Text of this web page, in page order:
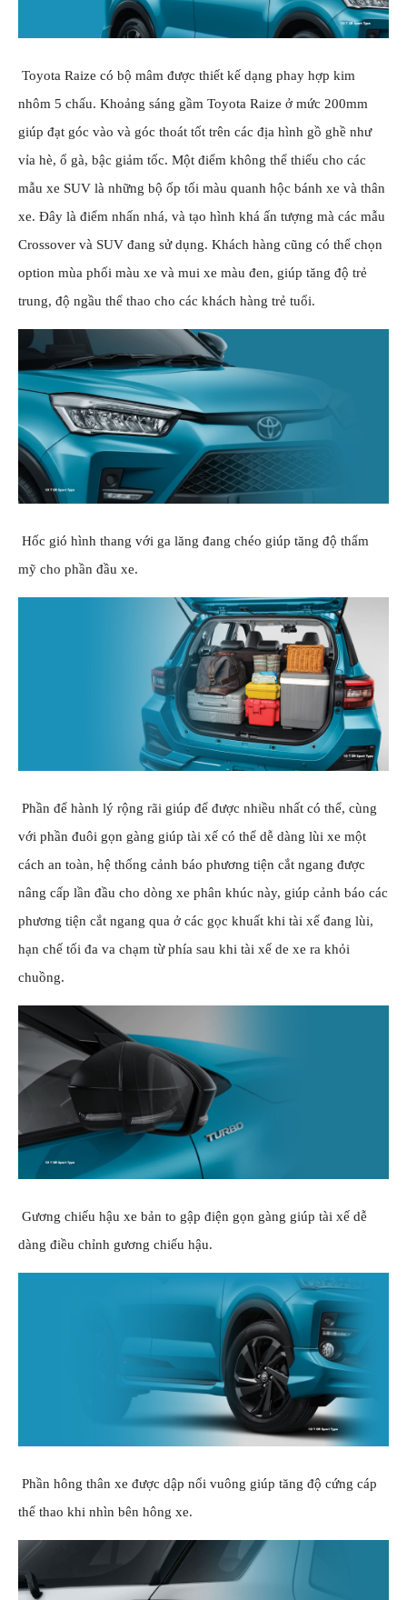
Toyota Raize có bộ mâm được thiết kế dạng phay hợp kim
nhôm 5 chấu. Khoảng sáng gầm Toyota Raize ở mức 200mm
giúp đạt góc vào và góc thoát tốt trên các địa hình gồ ghề như
vỉa hè, ổ gà, bậc giảm tốc. Một điểm không thể thiếu cho các
mẫu xe SUV là những bộ ốp tối màu quanh hộc bánh xe và thân
xe. Đây là điểm nhấn nhá, và tạo hình khá ấn tượng mà các mẫu
Crossover và SUV đang sử dụng. Khách hàng cũng có thể chọn
option mùa phối màu xe và mui xe màu đen, giúp tăng độ trẻ
trung, độ ngầu thể thao cho các khách hàng trẻ tuổi.
Hốc gió hình thang với ga lăng đang chéo giúp tăng độ thẩm
mỹ cho phần đầu xe.
Phần để hành lý rộng rãi giúp để được nhiều nhất có thể, cùng
với phần đuôi gọn gàng giúp tài xế có thể dễ dàng lùi xe một
cách an toàn, hệ thống cảnh báo phương tiện cắt ngang được
nâng cấp lần đầu cho dòng xe phân khúc này, giúp cảnh báo các
phương tiện cắt ngang qua ở các gọc khuất khi tài xế đang lùi,
hạn chế tối đa va chạm từ phía sau khi tài xế de xe ra khỏi
chuồng.
Gương chiếu hậu xe bản to gập điện gọn gàng giúp tài xế dễ
dàng điều chỉnh gương chiếu hậu.
Phần hông thân xe được dập nổi vuông giúp tăng độ cứng cáp
thể thao khi nhìn bên hông xe.